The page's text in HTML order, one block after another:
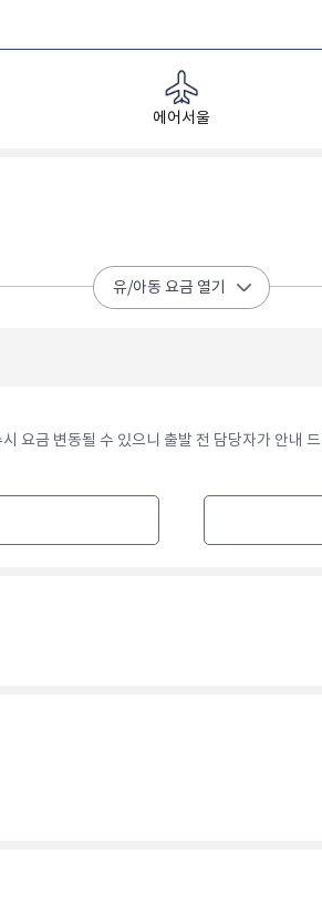
에어서울
유/아동 요금 열기
요금 변동될 수 있으니 출발 전 담당자가 안내